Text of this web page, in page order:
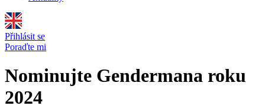
Přihlásit se
Poraďte mi
Nominujte Gendermana roku
2024